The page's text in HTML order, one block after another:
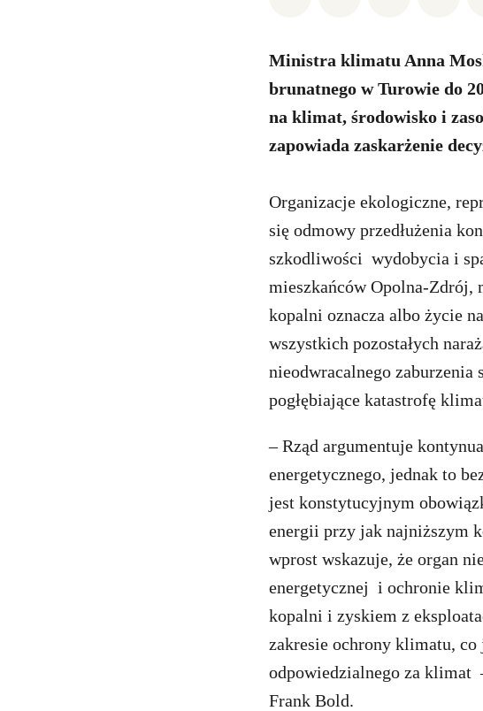
Ministra klimatu Anna
brunatnego w Turowie do
na klimat, środowisko i
zapowiada zaskarżenie
Organizacje ekologiczne,
się odmowy przedłużenia
szkodliwości wydobycia i
mieszkańców Opolna-Zdrój,
kopalni oznacza albo życie
wszystkich pozostałych
nieodwracalnego
pogłębiające katastrofę
– Rząd argumentuje
energetycznego, jednak to
jest konstytucyjnym
energii przy jak najniższym
wprost wskazuje, że organ
energetycznej i ochronie
kopalni i zyskiem z
zakresie ochrony klimatu,
odpowiedzialnego za klimat
Frank Bold.